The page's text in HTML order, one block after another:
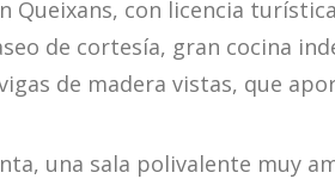
Queixans, con licencia
de cortesía, gran cocina
de madera vistas, que
una sala polivalente muy